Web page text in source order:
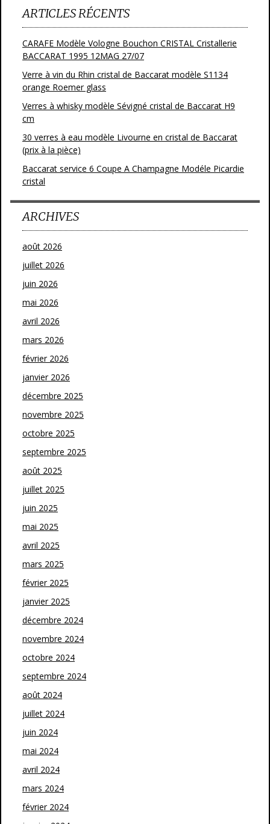
ARTICLES RÉCENTS
CARAFE Modèle Vologne Bouchon CRISTAL Cristallerie
BACCARAT 1995 12MAG 27/07
Verre à vin du Rhin cristal de Baccarat modèle S1134
orange Roemer glass
Verres à whisky modèle Sévigné cristal de Baccarat H9
cm
30 verres à eau modèle Livourne en cristal de Baccarat
(prix à la pièce)
Baccarat service 6 Coupe A Champagne Modéle Picardie
cristal
ARCHIVES
août 2026
juillet 2026
juin 2026
mai 2026
avril 2026
mars 2026
février 2026
janvier 2026
décembre 2025
novembre 2025
octobre 2025
septembre 2025
août 2025
juillet 2025
juin 2025
mai 2025
avril 2025
mars 2025
février 2025
janvier 2025
décembre 2024
novembre 2024
octobre 2024
septembre 2024
août 2024
juillet 2024
juin 2024
mai 2024
avril 2024
mars 2024
février 2024